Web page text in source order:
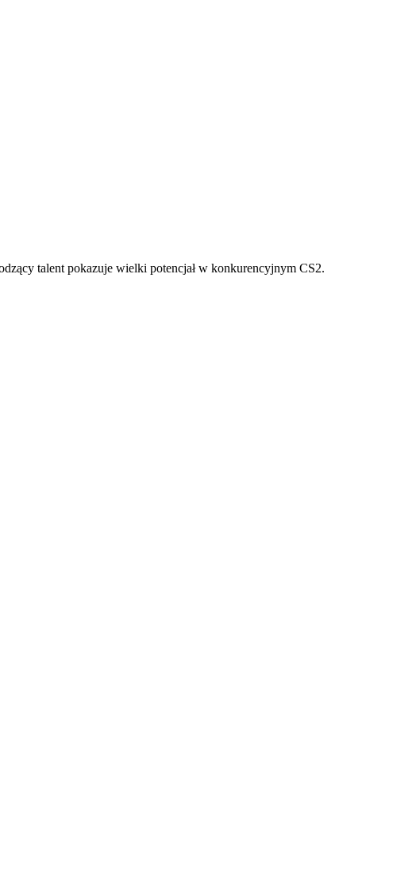
talent pokazuje wielki potencjał w konkurencyjnym CS2.